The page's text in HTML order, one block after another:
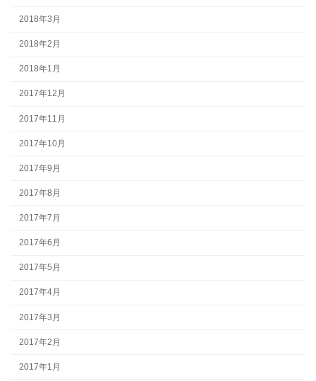
2018年3月
2018年2月
2018年1月
2017年12月
2017年11月
2017年10月
2017年9月
2017年8月
2017年7月
2017年6月
2017年5月
2017年4月
2017年3月
2017年2月
2017年1月